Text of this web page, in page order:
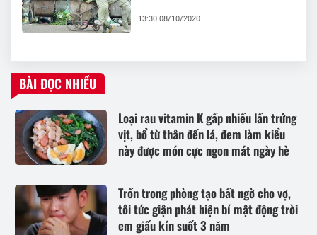
13:30 08/10/2020
BÀI ĐỌC NHIỀU
Loại rau vitamin K gấp nhiều lần trứng
vịt, bổ từ thân đến lá, đem làm kiểu
này được món cực ngon mát ngày hè
Trốn trong phòng tạo bất ngờ cho vợ,
tôi tức giận phát hiện bí mật động trời
em giấu kín suốt 3 năm